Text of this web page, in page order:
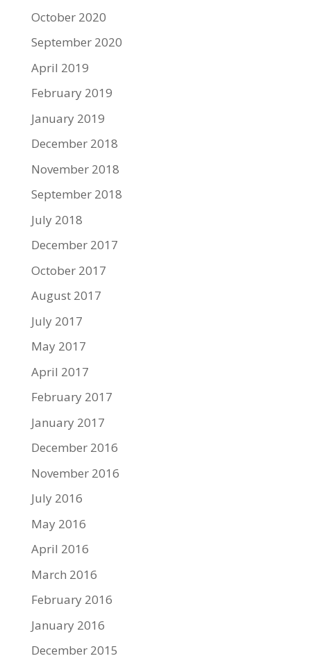
October 2020
September 2020
April 2019
February 2019
January 2019
December 2018
November 2018
September 2018
July 2018
December 2017
October 2017
August 2017
July 2017
May 2017
April 2017
February 2017
January 2017
December 2016
November 2016
July 2016
May 2016
April 2016
March 2016
February 2016
January 2016
December 2015